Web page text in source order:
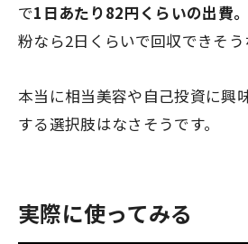
で1日あたり82円くらいの出費。
粉なら2日くらいで回収できそう
本当に相当美容や自己投資に興
する選択肢はなさそうです。
実際に使ってみる